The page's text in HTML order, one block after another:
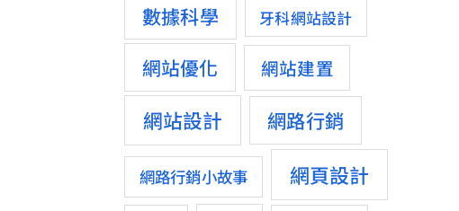
數據科學 牙科網站設計
網站優化 網站建置
網站設計 網路行銷
網路行銷小故事 網頁設計